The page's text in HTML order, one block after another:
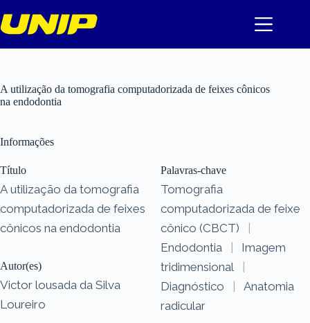
para
o
A utilização da tomografia computadorizada de feixes cônicos
na endodontia
Informações
Título
A utilização da tomografia
computadorizada de feixes
cônicos na endodontia
Autor(es)
Victor lousada da Silva
Loureiro
Palavras-chave
Tomografia
computadorizada de feixe
cônico (CBCT)
|
Endodontia
|
Imagem
tridimensional
|
Diagnóstico
|
Anatomia
radicular